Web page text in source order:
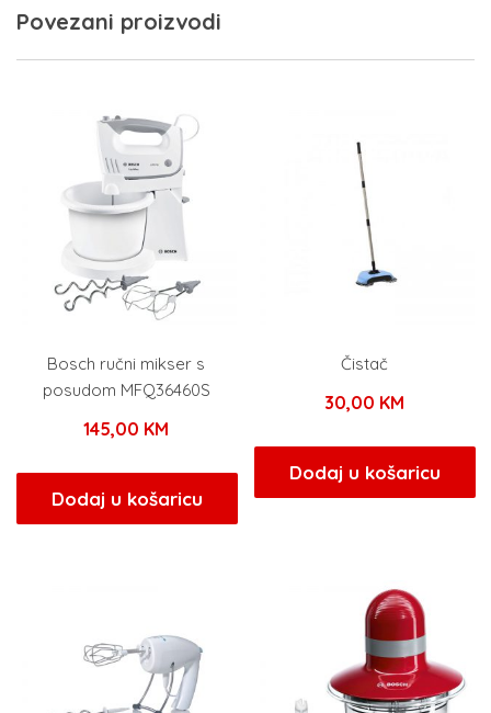
Povezani proizvodi
Bosch ručni mikser s
posudom MFQ36460S
145,00 KM
Dodaj u košaricu
Čistač
30,00 KM
Dodaj u košaricu